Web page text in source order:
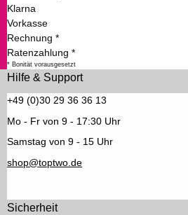
Klarna
Vorkasse
Rechnung *
Ratenzahlung *
* Bonität vorausgesetzt
Hilfe & Support
+49 (0)30 29 36 36 13
Mo - Fr von 9 - 17:30 Uhr
Samstag von 9 - 15 Uhr
shop@toptwo.de
Sicherheit